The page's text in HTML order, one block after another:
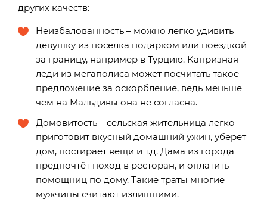
других качеств:
Неизбалованность – можно легко удивить
девушку из посёлка подарком или поездкой
за границу, например в Турцию. Капризная
леди из мегаполиса может посчитать такое
предложение за оскорбление, ведь меньше
чем на Мальдивы она не согласна.
Домовитость – сельская жительница легко
приготовит вкусный домашний ужин, уберёт
дом, постирает вещи и т.д. Дама из города
предпочтёт поход в ресторан, и оплатить
помощниц по дому. Такие траты многие
мужчины считают излишними.